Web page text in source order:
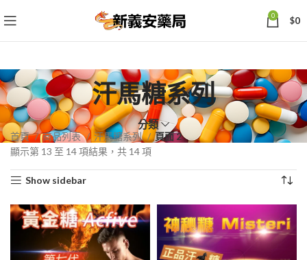
0 $0
汗馬糖系列
分類
首頁 商品列表 汗馬糖系列
頁面 2
顯示第 13 至 14 項結果，共 14 項依
Show sidebar